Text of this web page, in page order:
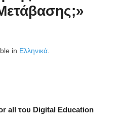
in Ελληνικά
all του Digital Education